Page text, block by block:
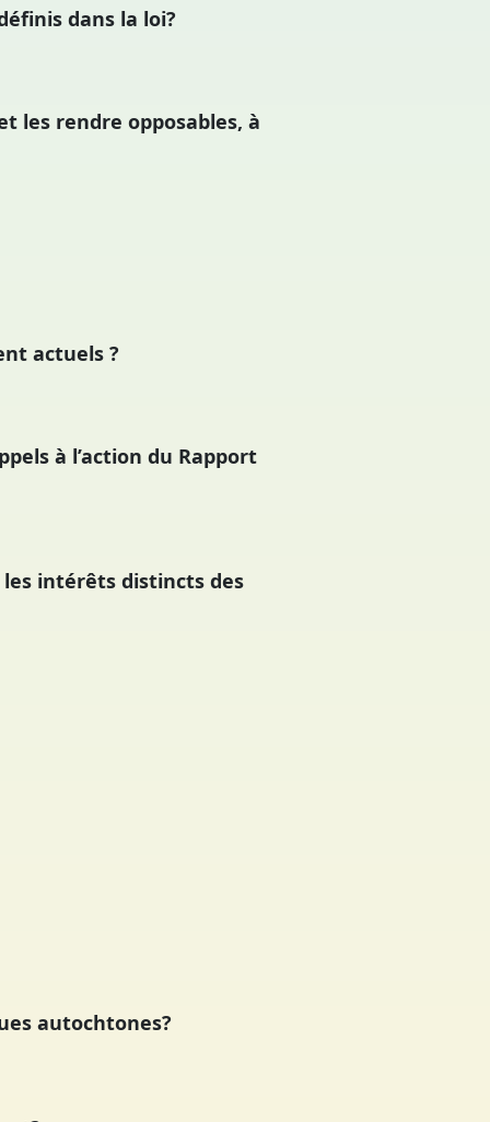
dans la loi?
les rendre opposables, à
actuels ?
à l’action du Rapport
intérêts distincts des
autochtones?